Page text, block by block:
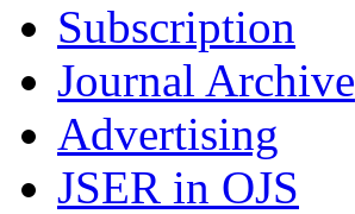
Subscription
Journal Archive
Advertising
JSER in OJS